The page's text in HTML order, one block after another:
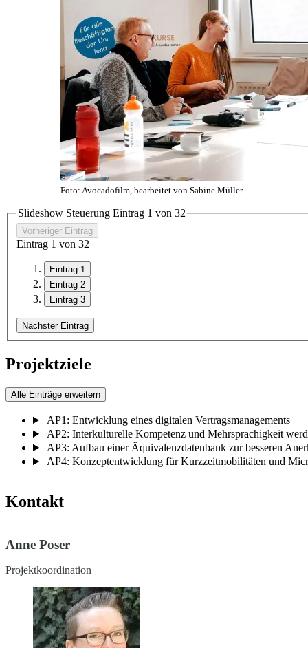
Foto: Avocadofilm, bearbeitet von Sabine Müller
Slideshow Steuerung Eintrag 1 von 32
Vorheriger Eintrag
Eintrag 1 von 32
Eintrag 1
Eintrag 2
Eintrag 3
Nächster Eintrag
Projektziele
Alle Einträge erweitern
AP1: Entwicklung eines digitalen Vertragsmanagements
AP2: Interkulturelle Kompetenz und Mehrsprachigkeit
AP3: Aufbau einer Äquivalenzdatenbank zur besseren
AP4: Konzeptentwicklung für Kurzzeitmobilitäten und
Kontakt
Anne Poser
Projektkoordination